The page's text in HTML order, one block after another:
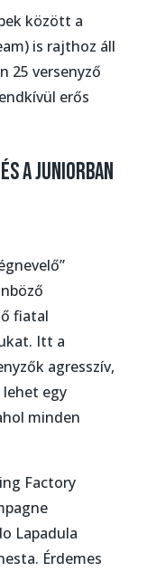
között a
is rajthoz áll
25 versenyző
erős
A JUNIORBAN
fiatal
Itt a
agresszív,
egy
minden
Factory
Lapadula
Érdemes